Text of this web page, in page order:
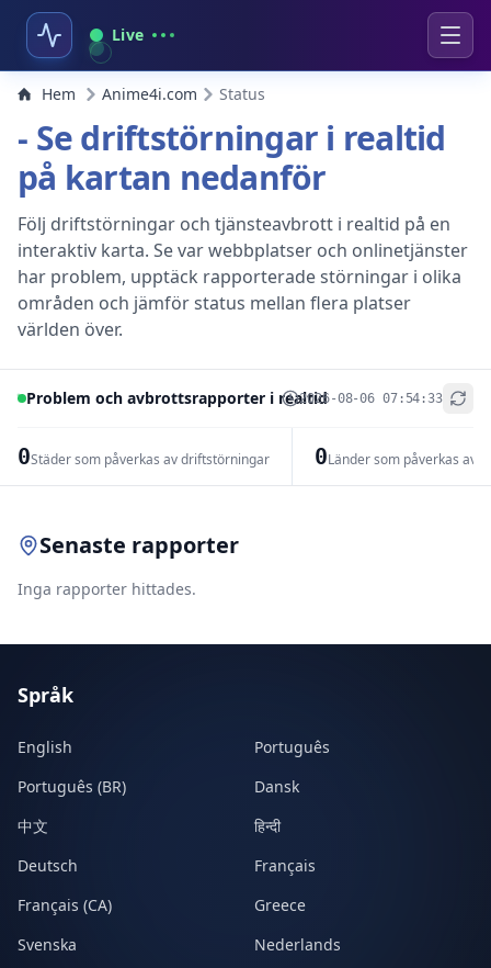
Live
Hem Anime4i.com Status
- Se driftstörningar i realtid
på kartan nedanför
Följ driftstörningar och tjänsteavbrott i realtid på en
interaktiv karta. Se var webbplatser och onlinetjänster
har problem, upptäck rapporterade störningar i olika
områden och jämför status mellan flera platser
världen över.
Problem och avbrottsrapporter i realtid2026-08-06 07:54:33
0Städer som påverkas av driftstörningar 0Länder som påverkas av
+
Senaste rapporter
Inga rapporter hittades.
Språk
English
Português
Português (BR)
Dansk
中文
हिन्दी
Deutsch
Français
Français (CA)
Greece
Svenska
Nederlands